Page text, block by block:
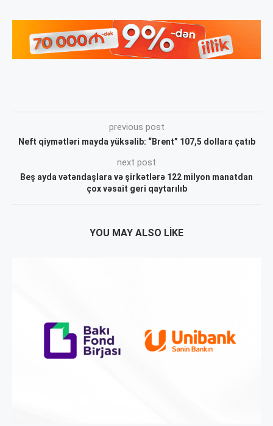
previous post
Neft qiymətləri mayda yüksəlib: “Brent” 107,5 dollara çatıb
next post
Beş ayda vətəndaşlara və şirkətlərə 122 milyon manatdan
çox vəsait geri qaytarılıb
YOU MAY ALSO LIKE